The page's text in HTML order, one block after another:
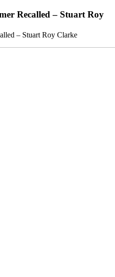
Recalled – Stuart Roy
– Stuart Roy Clarke